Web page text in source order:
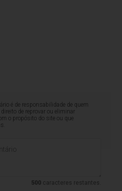
é de responsabilidade de quem
de reprovar ou eliminar
o propósito do site ou que
500 caracteres restantes.